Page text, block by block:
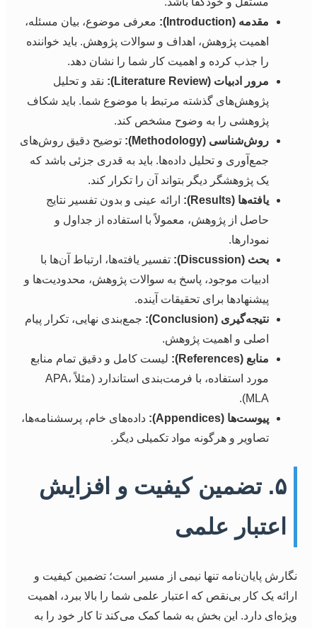
مقدمه (Introduction):
معرفی موضوع، بیان مسئله،
اهمیت پژوهش، اهداف و سوالات پژوهش. باید خواننده
را جذب کرده و اهمیت کار شما را نشان دهد.
مرور ادبیات (Literature Review):
نقد و تحلیل
پژوهش‌های گذشته مرتبط با موضوع شما. باید شکاف
پژوهشی را به وضوح مشخص کند.
روش‌شناسی (Methodology):
توضیح دقیق روش‌های
جمع‌آوری و تحلیل داده‌ها. باید به قدری جزئی باشد که
یک پژوهشگر دیگر بتواند آن را تکرار کند.
یافته‌ها (Results):
ارائه عینی و بدون تفسیر نتایج
حاصل از پژوهش، معمولاً با استفاده از جداول و
نمودارها.
بحث (Discussion):
تفسیر یافته‌ها، ارتباط آن‌ها با
ادبیات موجود، پاسخ به سوالات پژوهش، محدودیت‌ها و
پیشنهادها برای تحقیقات آینده.
نتیجه‌گیری (Conclusion):
جمع‌بندی نهایی، تکرار پیام
اصلی و اهمیت پژوهش.
منابع (References):
لیست کامل و دقیق تمام منابع
مورد استفاده، با فرمت‌بندی استاندارد (مثلاً APA،
MLA).
پیوست‌ها (Appendices):
داده‌های خام، پرسشنامه‌ها،
تصاویر و هرگونه مواد تکمیلی دیگر.
۵. تضمین کیفیت و افزایش
اعتبار علمی
نگارش پایان‌نامه تنها نیمی از مسیر است؛ تضمین کیفیت و
ارائه یک کار بی‌نقص که اعتبار علمی شما را بالا ببرد، اهمیت
ویژه‌ای دارد. این بخش به شما کمک می‌کند تا کار خود را به